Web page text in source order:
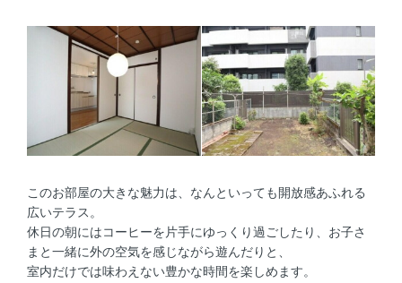
このお部屋の大きな魅力は、なんといっても開放感あふれる
広いテラス。
休日の朝にはコーヒーを片手にゆっくり過ごしたり、お子さ
まと一緒に外の空気を感じながら遊んだりと、
室内だけでは味わえない豊かな時間を楽しめます。